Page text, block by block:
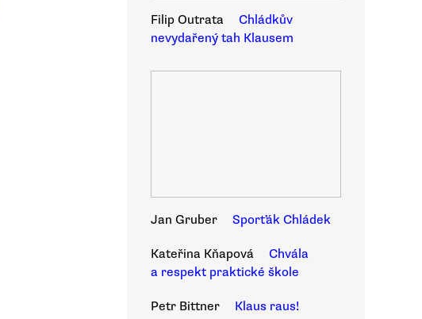
Filip Outrata
Chládkův
nevydařený tah Klausem
Jan Gruber Sporťák Chládek
Kateřina Kňapová
Chvála
a respekt praktické škole
Petr Bittner Klaus raus!